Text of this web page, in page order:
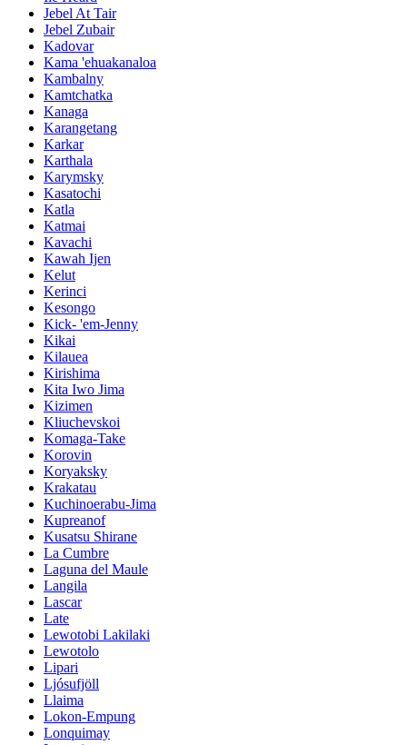
Jebel At Tair
Jebel Zubair
Kadovar
Kama 'ehuakanaloa
Kambalny
Kamtchatka
Kanaga
Karangetang
Karkar
Karthala
Karymsky
Kasatochi
Katla
Katmai
Kavachi
Kawah Ijen
Kelut
Kerinci
Kesongo
Kick- 'em-Jenny
Kikai
Kilauea
Kirishima
Kita Iwo Jima
Kizimen
Kliuchevskoi
Komaga-Take
Korovin
Koryaksky
Krakatau
Kuchinoerabu-Jima
Kupreanof
Kusatsu Shirane
La Cumbre
Laguna del Maule
Langila
Lascar
Late
Lewotobi Lakilaki
Lewotolo
Lipari
Ljósufjöll
Llaima
Lokon-Empung
Lonquimay